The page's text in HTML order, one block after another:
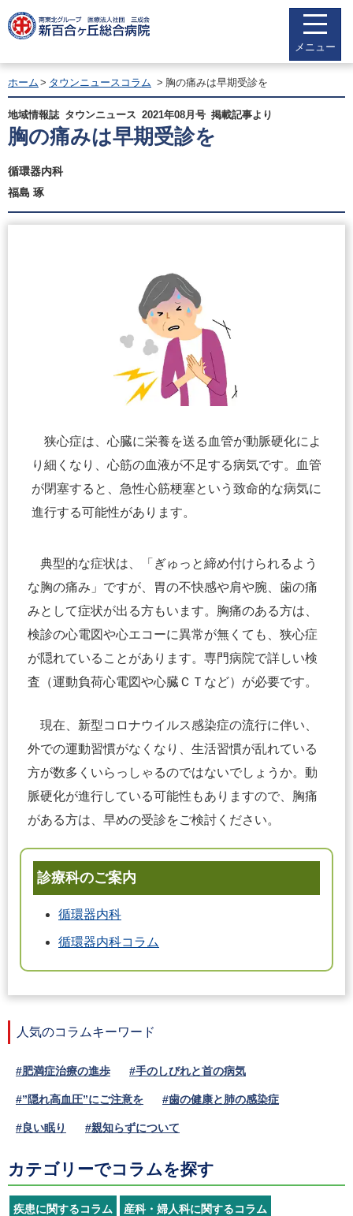
メニュー
ホーム タウンニュースコラム 胸の痛みは早期受診を
地域情報誌 タウンニュース 2021年08月号 掲載記事より
胸の痛みは早期受診を
循環器内科
福島 琢
狭心症は、心臓に栄養を送る血管が動脈硬化によ
り細くなり、心筋の血液が不足する病気です。血管
が閉塞すると、急性心筋梗塞という致命的な病気に
進行する可能性があります。
典型的な症状は、「ぎゅっと締め付けられるよう
な胸の痛み」ですが、胃の不快感や肩や腕、歯の痛
みとして症状が出る方もいます。胸痛のある方は、
検診の心電図や心エコーに異常が無くても、狭心症
が隠れていることがあります。専門病院で詳しい検
査（運動負荷心電図や心臓ＣＴなど）が必要です。
現在、新型コロナウイルス感染症の流行に伴い、
外での運動習慣がなくなり、生活習慣が乱れている
方が数多くいらっしゃるのではないでしょうか。動
脈硬化が進行している可能性もありますので、胸痛
がある方は、早めの受診をご検討ください。
診療科のご案内
循環器内科
循環器内科コラム
人気のコラムキーワード
#肥満症治療の進歩 #手のしびれと首の病気
#”隠れ高血圧”にご注意を #歯の健康と肺の感染症
#良い眠り #親知らずについて
カテゴリーでコラムを探す
疾患に関するコラム 産科・婦人科に関するコラム